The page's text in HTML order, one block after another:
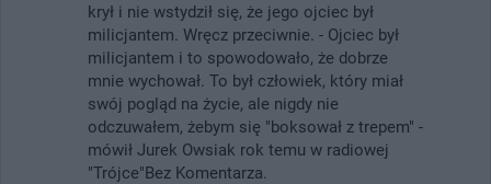
krył i nie wstydził się, że jego ojciec był
milicjantem. Wręcz przeciwnie. - Ojciec był
milicjantem i to spowodowało, że dobrze
mnie wychował. To był człowiek, który miał
swój pogląd na życie, ale nigdy nie
odczuwałem, żebym się "boksował z trepem" -
mówił Jurek Owsiak rok temu w radiowej
"Trójce"Bez Komentarza.